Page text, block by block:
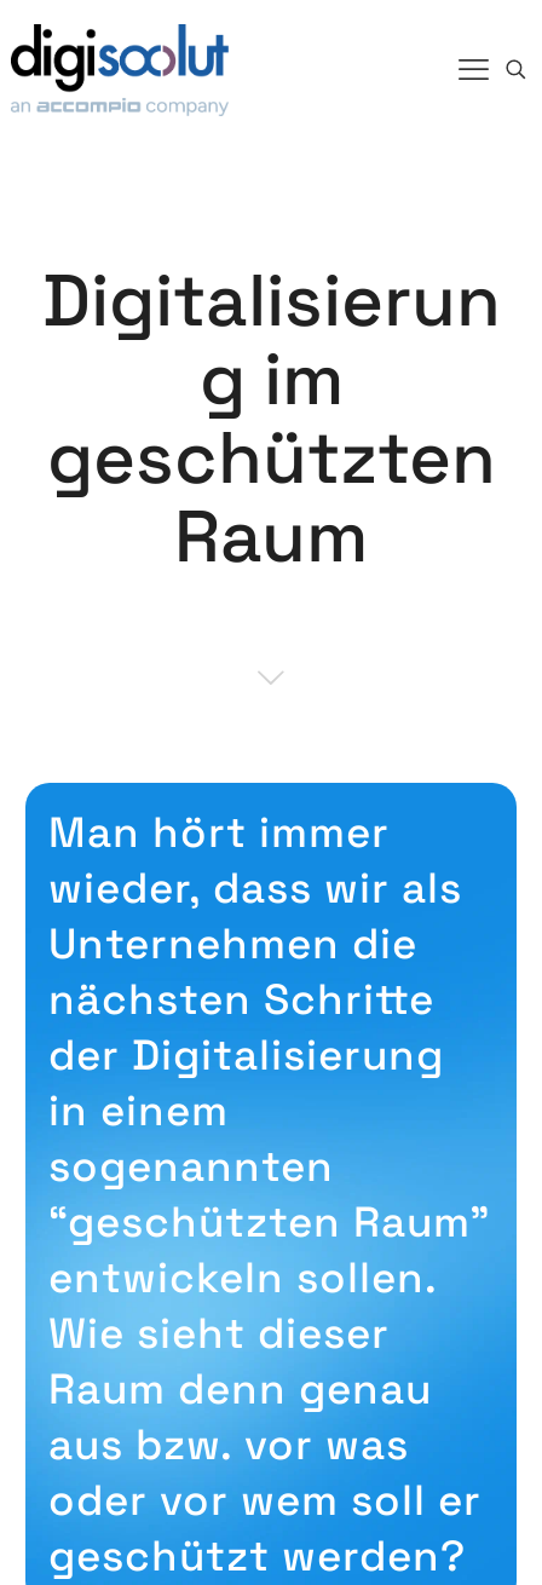
Digitalisierun
g im
geschützten
Raum
Man hört immer
wieder, dass wir als
Unternehmen die
nächsten Schritte
der Digitalisierung
in einem
sogenannten
“geschützten Raum”
entwickeln sollen.
Wie sieht dieser
Raum denn genau
aus bzw. vor was
oder vor wem soll er
geschützt werden?